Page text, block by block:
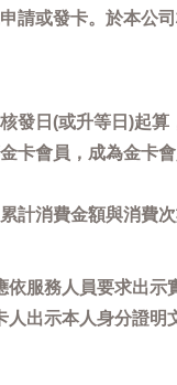
請或發卡。於本公
發日(或升等日)起算
卡會員，成為金卡
計消費金額與消費
服務人員要求出
出示本人身分證